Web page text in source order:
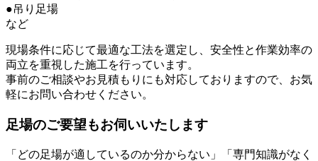
●吊り足場
など
現場条件に応じて最適な工法を選定し、安全性と作業効率の
両立を重視した施工を行っています。
事前のご相談やお見積もりにも対応しておりますので、お気
軽にお問い合わせください。
足場のご要望もお伺いいたします
「どの足場が適しているのか分からない」「専門知識がなく